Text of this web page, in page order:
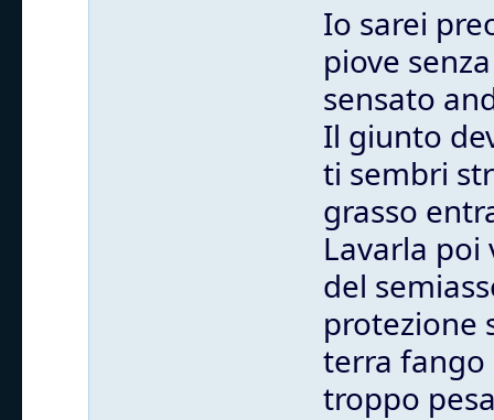
Io sarei
piove
sensato
Il giunto
ti sembri
grasso
Lavarla
del
protezione
terra
troppo